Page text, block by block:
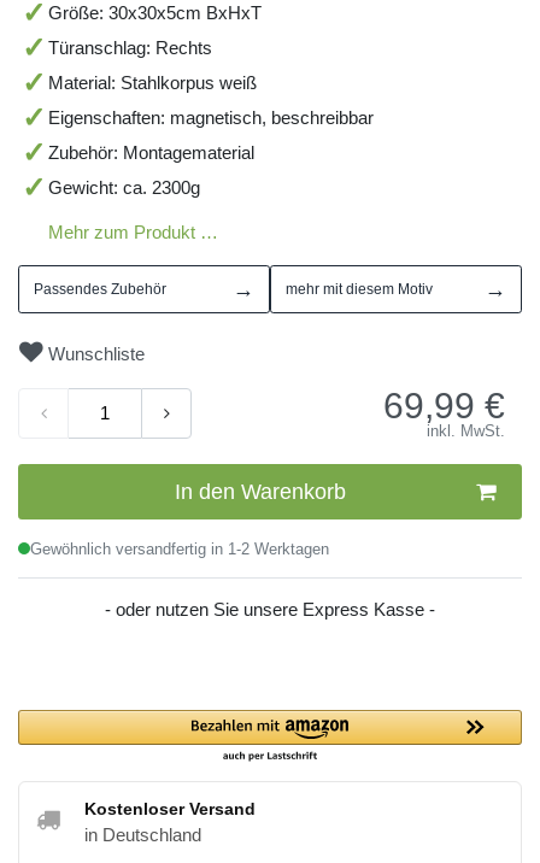
Größe: 30x30x5cm BxHxT
Türanschlag: Rechts
Material: Stahlkorpus weiß
Eigenschaften: magnetisch, beschreibbar
Zubehör: Montagematerial
Gewicht: ca. 2300g
Mehr zum Produkt …
Passendes Zubehör → mehr mit diesem Motiv →
Wunschliste
69,99 €
inkl. MwSt.
In den Warenkorb
Gewöhnlich versandfertig in 1-2 Werktagen
- oder nutzen Sie unsere Express Kasse -
Kostenloser Versand
in Deutschland